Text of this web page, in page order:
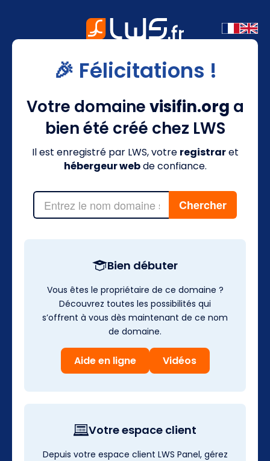
🎉 Félicitations !
Votre domainevisifin.org a
bien été créé chez LWS
Il est enregistré par LWS, votre registraret
hébergeur webde confiance.
Bien débuter
Vous êtes le propriétaire de ce domaine ?
Découvrez toutes les possibilités qui
s’offrent à vous dès maintenant de ce nom
de domaine.
Aide en ligne Vidéos
Votre espace client
Depuis votre espace client LWS Panel, gérez